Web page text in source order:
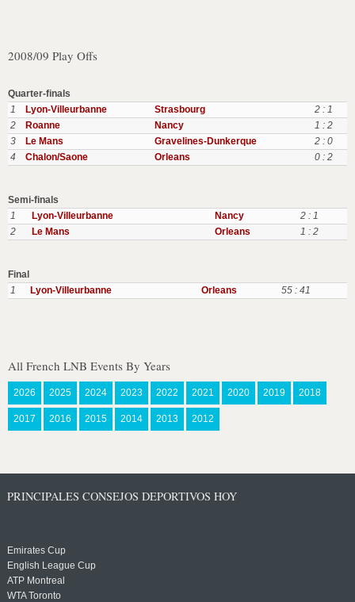
2008/09 Play Offs
Quarter-finals
1
Lyon-Villeurbanne Strasbourg
2 : 1
2
Roanne Nancy
1 : 2
3
Le Mans Gravelines-Dunkerque
2 : 0
4
Chalon/Saone Orleans 0 : 2
Semi-finals
1
Lyon-Villeurbanne Nancy
2 : 1
2
Le Mans Orleans 1 : 2
Final
1
Lyon-Villeurbanne Orleans 55 : 41
All French LNB Events By Years
2026 2025 2024 2023 2022 2021 2020 2019 2018
2017 2016 2015 2014 2013 2012
PRINCIPALES CONSEJOS DEPORTIVOS HOY
Emirates Cup
English League Cup
ATP Montreal
WTA Toronto